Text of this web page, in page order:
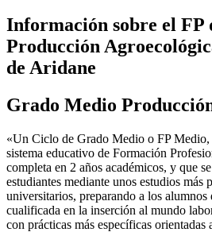
Información sobre el FP
Producción
de Aridane
Grado Medio
«Un Ciclo de Grado Medio o FP Medio,
sistema educativo de Formación
completa en 2 años académicos, y que
estudiantes mediante unos estudios más
universitarios, preparando a los alumnos
cualificada en la inserción al mundo
con prácticas más específicas orientadas